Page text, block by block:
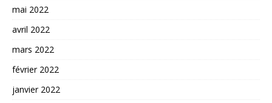
mai 2022
avril 2022
mars 2022
février 2022
janvier 2022